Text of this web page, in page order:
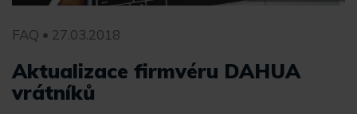
FAQ • 27.03.2018
Aktualizace firmvéru DAHUA
vrátníků